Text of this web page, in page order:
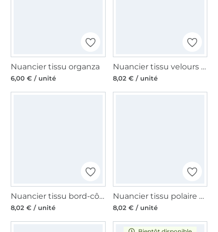
Nuancier tissu organza
6,00 € / unité
Nuancier tissu velours côtelé fin
8,02 € / unité
Nuancier tissu bord-côte jersey tubulaire côtelé
8,02 € / unité
Nuancier tissu polaire alpine
8,02 € / unité